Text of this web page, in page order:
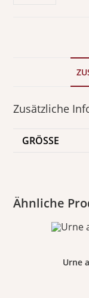
Zusätzliche
GRÖSSE
Ähnliche
Urne